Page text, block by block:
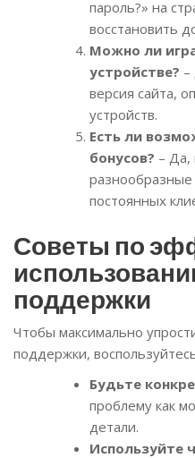
пароль?» на
восстановить
Можно ли
устройстве? –
версия сайта,
устройств.
Есть ли
бонусов? – Да,
постоянных
Советы по
поддержки
Чтобы максимально
поддержки,
Будьте
проблему как
детали.
Используйте